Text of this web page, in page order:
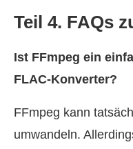
Teil 4. FAQs
Ist FFmpeg ein
FLAC-Konverter?
FFmpeg kann
umwandeln.